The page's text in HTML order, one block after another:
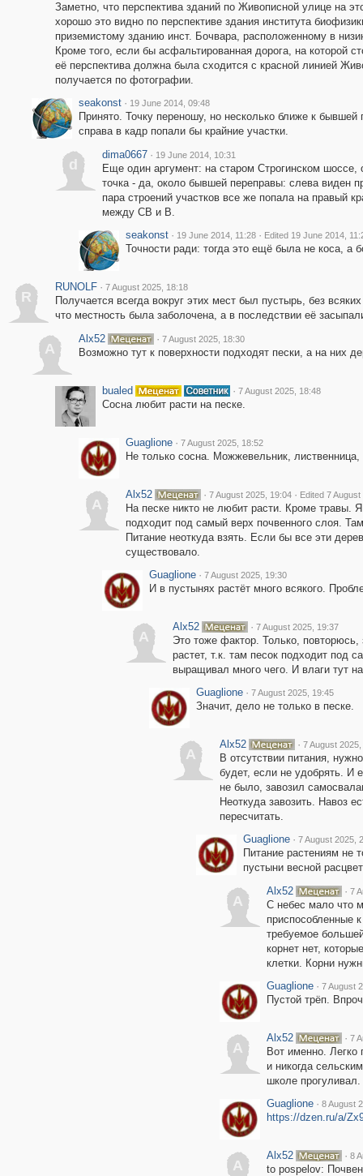
Заметно, что перспектива зданий по Живописной улице на
хорошо это видно по перспективе здания института
приземистому зданию инст. Бочвара, расположенному в
Кроме того, если бы асфальтированная дорога, на которой
её перспектива должна была сходится с красной линией
получается по фотографии.
seakonst · 19 June 2014, 09:48
Принято. Точку переношу, но несколько ближе к
справа в кадр попали бы крайние участки.
d
dima0667 · 19 June 2014, 10:31
Еще один аргумент: на старом Строгинском
точка - да, около бывшей переправы: слева виден
пара строений участков все же попала на правый
между СВ и В.
seakonst · 19 June 2014, 11:28 · Edited 19 June 2014,
Точности ради: тогда это ещё была не коса, а
R
RUNOLF · 7 August 2025, 18:18
Получается всегда вокруг этих мест был пустырь, без
что местность была заболочена, а в последствии её
A
Alx52 · 7 August 2025, 18:30
Возможно тут к поверхности подходят пески, а на них
bualed · 7 August 2025, 18:48
Сосна любит расти на песке.
Guaglione · 7 August 2025, 18:52
Не только сосна. Можжевельник,
A
Alx52 · 7 August 2025, 19:04 · Edited 7
На песке никто не любит расти. Кроме травы.
подходит под самый верх почвенного слоя.
Питание неоткуда взять. Если бы все эти
существовало.
Guaglione · 7 August 2025, 19:30
И в пустынях растёт много всякого.
A
Alx52 · 7 August 2025, 19:37
Это тоже фактор. Только,
растет, т.к. там песок подходит под
выращивал много чего. И влаги тут
Guaglione · 7 August 2025, 19:45
Значит, дело не только в песке.
A
Alx52 · 7 August
В отсутствии питания,
будет, если не удобрять. И
не было, завозил
Неоткуда завозить. Навоз
пересчитать.
Guaglione · 7 August 2025,
Питание растениям не
пустыни весной
A
Alx52 · 7
С небес мало что
приспособленные
требуемое
корнет нет,
клетки. Корни
Guaglione · 7 August
Пустой трёп.
A
Alx52 · 7
Вот именно. Легко
и никогда
школе прогуливал.
Guaglione · 8 August
https://dzen.ru/a/
A
Alx52 · 8
to pospelov: